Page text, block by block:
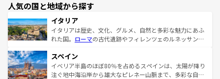
人気の国と地域から探す
イタリア
イタリアは歴史、文化、グルメ、自然と多彩な魅力にあふ
れた国。 ローマの古代遺跡やフィレンツェのルネッサンス
ろん、トスカーナの美しい田園風景やアマルフィ海岸の絶
景など、自然景観も見逃せない。観光の合間には、本場の
ピザやパスタなど、絶品のイタリア料理を堪能することも
スペイン
イベリア半島のほぼ80％を占めるスペインは、太陽が降り
注ぐ地中海沿岸から雄大なピレネー山脈まで、多彩な自然